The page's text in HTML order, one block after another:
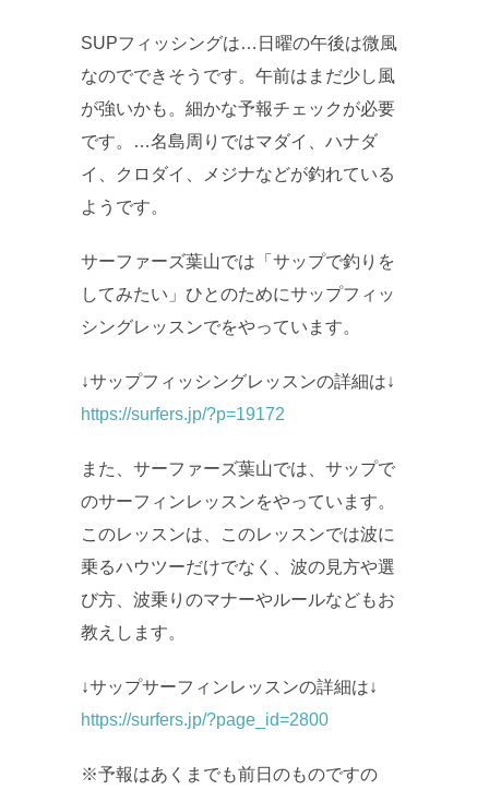
SUPフィッシングは…日曜の午後は微風
なのでできそうです。午前はまだ少し風
が強いかも。細かな予報チェックが必要
です。…名島周りではマダイ、ハナダ
イ、クロダイ、メジナなどが釣れている
ようです。
サーファーズ葉山では「サップで釣りを
してみたい」ひとのためにサップフィッ
シングレッスンでをやっています。
↓サップフィッシングレッスンの詳細は↓
https://surfers.jp/?p=19172
また、サーファーズ葉山では、サップで
のサーフィンレッスンをやっています。
このレッスンは、このレッスンでは波に
乗るハウツーだけでなく、波の見方や選
び方、波乗りのマナーやルールなどもお
教えします。
↓サップサーフィンレッスンの詳細は↓
https://surfers.jp/?page_id=2800
※予報はあくまでも前日のものですの